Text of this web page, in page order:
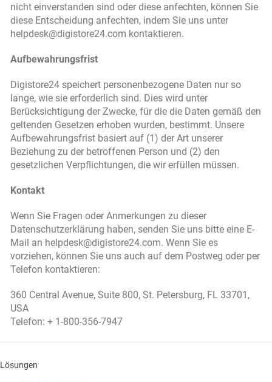
nicht einverstanden sind oder diese anfechten, können Sie
diese Entscheidung anfechten, indem Sie uns unter
helpdesk@digistore24.com kontaktieren.
Aufbewahrungsfrist
Digistore24 speichert personenbezogene Daten nur so
lange, wie sie erforderlich sind. Dies wird unter
Berücksichtigung der Zwecke, für die die Daten gemäß den
geltenden Gesetzen erhoben wurden, bestimmt. Unsere
Aufbewahrungsfrist basiert auf (1) der Art unserer
Beziehung zu der betroffenen Person und (2) den
gesetzlichen Verpflichtungen, die wir erfüllen müssen.
Kontakt
Wenn Sie Fragen oder Anmerkungen zu dieser
Datenschutzerklärung haben, senden Sie uns bitte eine E-
Mail an helpdesk@digistore24.com. Wenn Sie es
vorziehen, können Sie uns auch auf dem Postweg oder per
Telefon kontaktieren:
360 Central Avenue, Suite 800, St. Petersburg, FL 33701,
USA
Telefon: + 1-800-356-7947
Lösungen